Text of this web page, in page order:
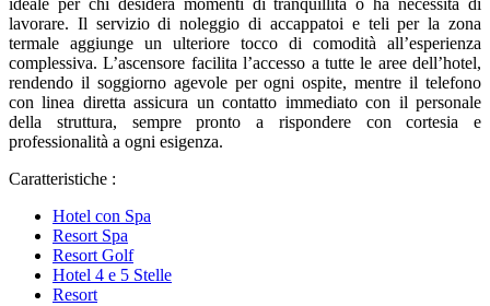
ideale per chi desidera momenti di tranquillità o ha necessità di
lavorare. Il servizio di noleggio di accappatoi e teli per la zona
termale aggiunge un ulteriore tocco di comodità all’esperienza
complessiva. L’ascensore facilita l’accesso a tutte le aree dell’hotel,
rendendo il soggiorno agevole per ogni ospite, mentre il telefono
con linea diretta assicura un contatto immediato con il personale
della struttura, sempre pronto a rispondere con cortesia e
professionalità a ogni esigenza.
Caratteristiche :
Hotel con Spa
Resort Spa
Resort Golf
Hotel 4 e 5 Stelle
Resort